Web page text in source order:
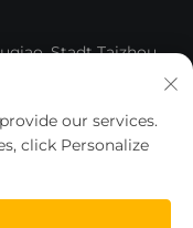
Stadt Taizhou,
our services.
click Personalize